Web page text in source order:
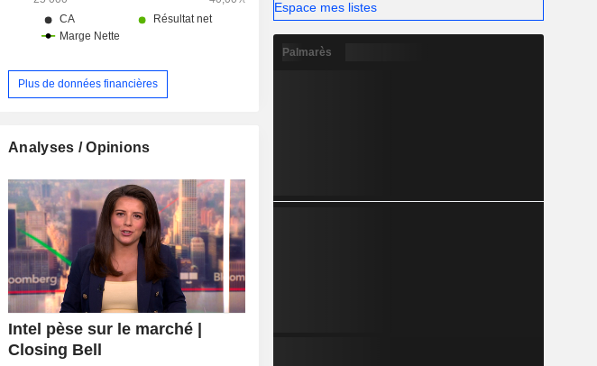
Plus de données financières
Analyses / Opinions
Intel pèse sur le marché |
Closing Bell
Espace mes listes
Palmarès